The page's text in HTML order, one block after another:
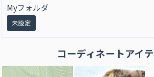
Myフォルダ
未設定
コーディネートアイ